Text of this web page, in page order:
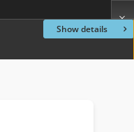
Show details